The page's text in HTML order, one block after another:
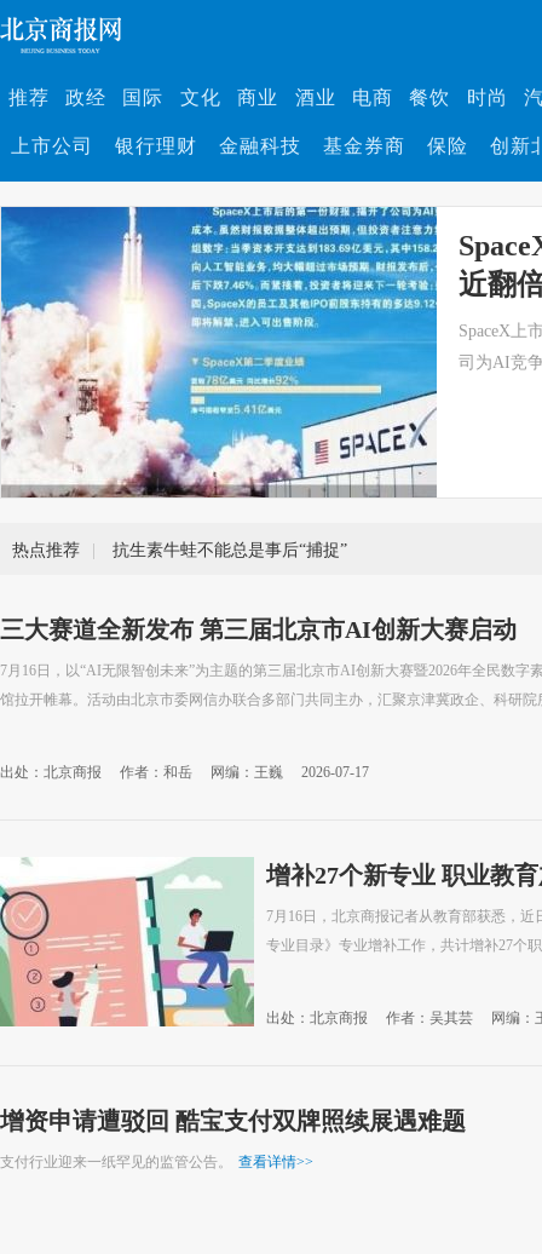
推荐 政经 国际 文化 商业 酒业 电商 餐饮 时尚
上市公司 银行理财 金融科技 基金券商 保险 创新
近翻
SpaceX上
司为AI竞
热点推荐 | 抗生素牛蛙不能总是事后“捕捉”
三大赛道全新发布 第三届北京市AI创新大赛启动
7月16日，以“AI无限智创未来”为主题的第三届北京市AI创新大赛暨2026年全民数字
馆拉开帷幕。活动由北京市委网信办联合多部门共同主办，汇聚京津冀政企、科研院
出处：北京商报 作者：和岳 网编：王巍 2026-07-17
增补27个新专业 职业教
7月16日，北京商报记者从教育部获悉，
专业目录》专业增补工作，共计增补27个
出处：北京商报 作者：吴其芸 网编：
增资申请遭驳回 酷宝支付双牌照续展遇难题
支付行业迎来一纸罕见的监管公告。 查看详情>>